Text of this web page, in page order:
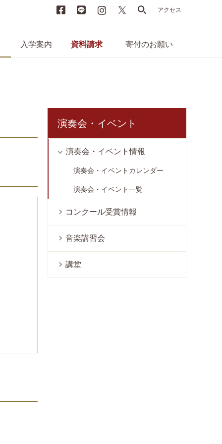
FacebookLINE instagram search
アクセス
入学案内 資料請求 寄付のお願い
演奏会・イベント
演奏会・イベント情報
演奏会・イベントカレンダー
演奏会・イベント一覧
コンクール受賞情報
音楽講習会
講堂